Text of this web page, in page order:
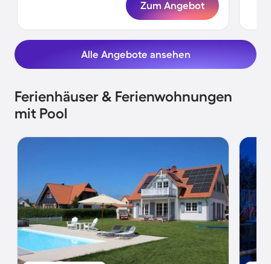
Zum Angebot
Alle Angebote ansehen
Ferienhäuser & Ferienwohnungen
mit Pool